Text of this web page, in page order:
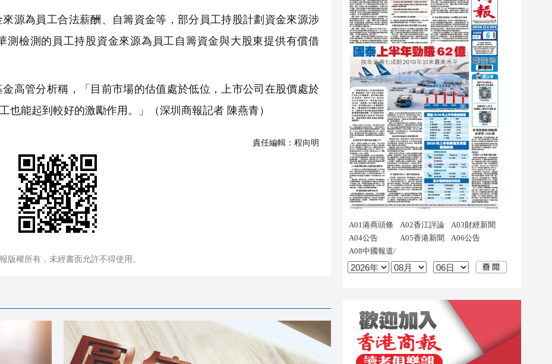
源為員工合法薪酬、自籌資金等，部分員工持股計劃資金來源涉
測檢測的員工持股資金來源為員工自籌資金與大股東提供有償借
高管分析稱，「目前市場的估值處於低位，上市公司在股價處於
也能起到較好的激勵作用。」（深圳商報記者 陳燕青）
責任編輯： 程向明
版權所有，未經書面允許不得使用。